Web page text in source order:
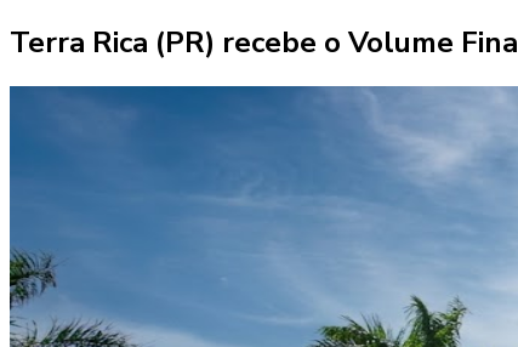
Terra Rica (PR) recebe o Volume